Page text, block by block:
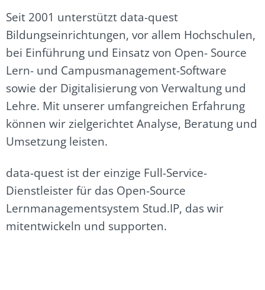
Seit 2001 unterstützt data-quest
Bildungseinrichtungen, vor allem Hochschulen,
bei Einführung und Einsatz von Open- Source
Lern- und Campusmanagement-Software
sowie der Digitalisierung von Verwaltung und
Lehre. Mit unserer umfangreichen Erfahrung
können wir zielgerichtet Analyse, Beratung und
Umsetzung leisten.
data-quest ist der einzige Full-Service-
Dienstleister für das Open-Source
Lernmanagementsystem Stud.IP, das wir
mitentwickeln und supporten.